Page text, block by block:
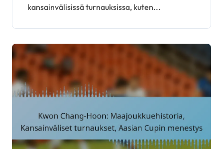
kansainvälisissä turnauksissa, kuten...